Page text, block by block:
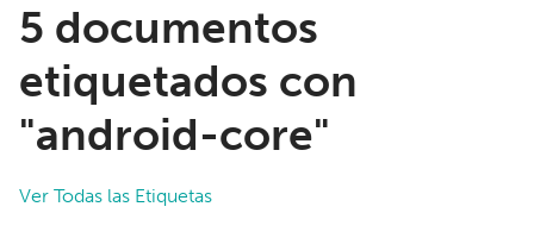
5 documentos
etiquetados con
"android-core"
Ver Todas las Etiquetas